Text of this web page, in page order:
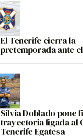
El Tenerife cierra la
pretemporada ante
Silvia Doblado pone
trayectoria ligada al
Tenerife Egatesa